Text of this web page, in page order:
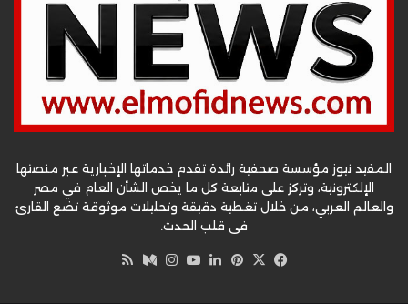
المفيد نيوز مؤسسة صحفية رائدة تقدم خدماتها الإخبارية عبر منصتها
الإلكترونية، وتركز على متابعة كل ما يخص الشأن العام في مصر
والعالم العربي، من خلال تغطية دقيقة وتحليلات موثوقة تضع القارئ
في قلب الحدث.
فيسبوك
‫X بينتيريست
لينكدإن‫YouTube
انستقرام
وسط